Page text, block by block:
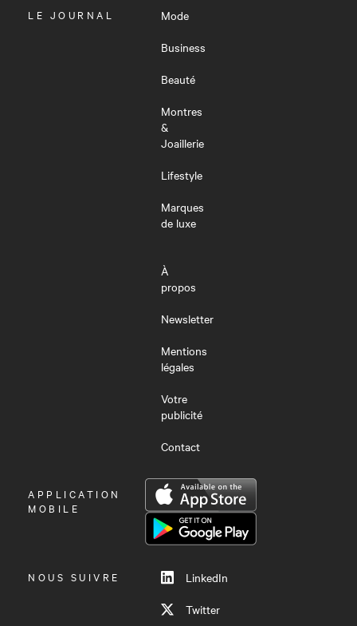
OUVRIR
LE JOURNAL
Mode
Business
Beauté
Montres
&
Joaillerie
Lifestyle
Marques
de luxe
À
propos
Newsletter
Mentions
légales
Votre
publicité
Contact
OUVRIR
LE
APPLICATION
MOBILE
NOUS SUIVRE
LinkedIn
Twitter